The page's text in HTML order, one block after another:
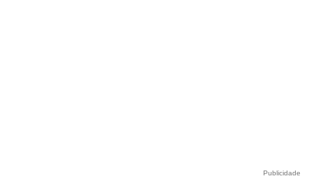
Publicidade